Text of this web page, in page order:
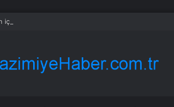
için rakam verdi: Yarın akşama işaret etti